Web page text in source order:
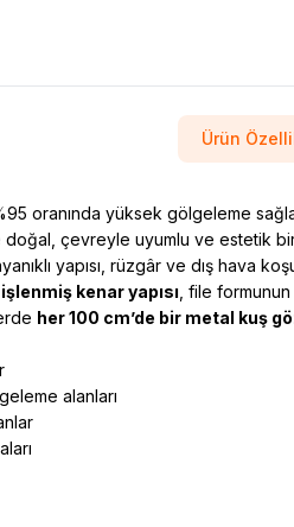
Ürün
oranında yüksek gölgeleme
doğal, çevreyle uyumlu ve estetik
yapısı, rüzgâr ve dış hava
kenar yapısı , file
her 100 cm’de bir metal kuş
alanları